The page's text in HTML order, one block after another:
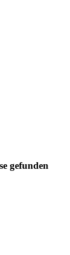
gefunden